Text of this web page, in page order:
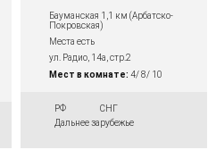
Бауманская 1,1 км (Арбатско-
Покровская)
Места есть
ул. Радио, 14а, стр.2
Мест в комнате: 4/ 8/ 10
РФ
СНГ
Дальнее зарубежье